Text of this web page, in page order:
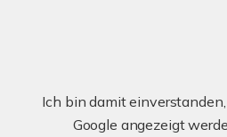
Ich bin damit
Google angezeigt